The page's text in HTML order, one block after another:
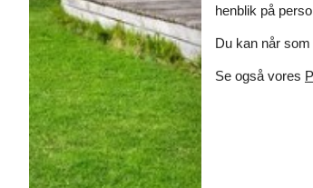
henblik på
Du kan når
Se også vores